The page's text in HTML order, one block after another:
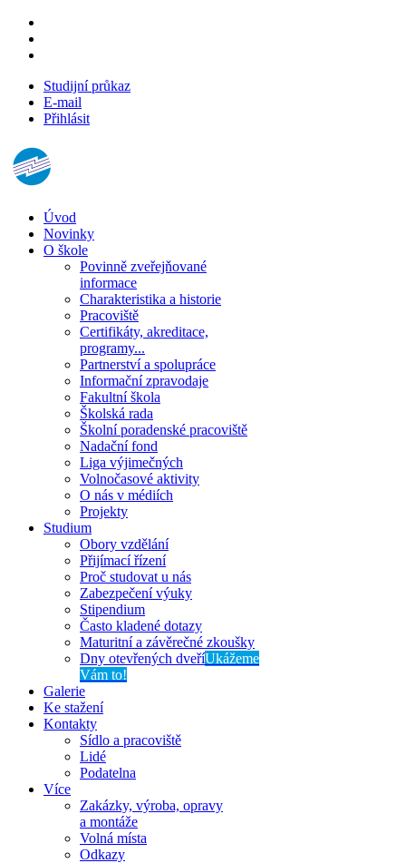
Studijní průkaz
E-mail
Přihlásit
Úvod
Novinky
O škole
Povinně zveřejňované
informace
Charakteristika a historie
Pracoviště
Certifikáty, akreditace,
programy...
Partnerství a spolupráce
Informační zpravodaje
Fakultní škola
Školská rada
Školní poradenské pracoviště
Nadační fond
Liga výjimečných
Volnočasové aktivity
O nás v médiích
Projekty
Studium
Obory vzdělání
Přijímací řízení
Proč studovat u nás
Zabezpečení výuky
Stipendium
Často kladené dotazy
Maturitní a závěrečné zkoušky
Dny otevřených dveříUkážeme
Vám to!
Galerie
Ke stažení
Kontakty
Sídlo a pracoviště
Lidé
Podatelna
Více
Zakázky, výroba, opravy
a montáže
Volná místa
Odkazy